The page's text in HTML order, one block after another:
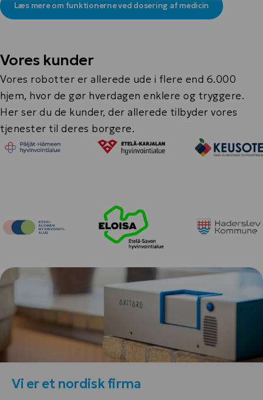
Læs mere om funktionerne ved dosering af medicin
Vores kunder
Vores robotter er allerede ude i flere end 6.000
hjem, hvor de gør hverdagen enklere og tryggere.
Her ser du de kunder, der allerede tilbyder vores
tjenester til deres borgere.
Vi er et nordisk firma